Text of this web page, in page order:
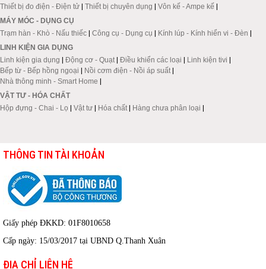
Thiết bị đo điện - Điện tử | Thiết bị chuyên dụng | Vôn kế - Ampe kế |
MÁY MÓC - DỤNG CỤ
Trạm hàn - Khò - Nấu thiếc | Công cụ - Dụng cụ | Kính lúp - Kính hiển vi - Đèn |
LINH KIỆN GIA DỤNG
Linh kiện gia dụng | Động cơ - Quạt | Điều khiển các loại | Linh kiện tivi |
Bếp từ - Bếp hồng ngoại | Nồi cơm điện - Nồi áp suất |
Nhà thông minh - Smart Home |
VẬT TƯ - HÓA CHẤT
Hộp đựng - Chai - Lọ | Vật tư | Hóa chất | Hàng chưa phân loại |
THÔNG TIN TÀI KHOẢN
Giấy phép ĐKKD: 01F8010658
Cấp ngày: 15/03/2017 tại UBND Q.Thanh Xuân
ĐỊA CHỈ LIÊN HỆ